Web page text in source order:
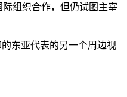
组织合作，但仍试图主宰
东亚代表的另一个周边视